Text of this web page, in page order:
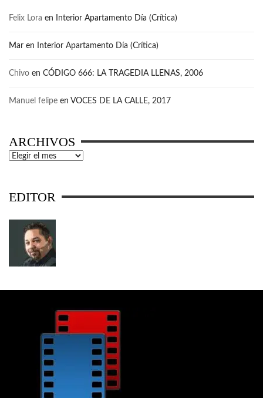
Felix Lora en Interior Apartamento Día (Crítica)
Mar en Interior Apartamento Día (Crítica)
Chivo en CÓDIGO 666: LA TRAGEDIA LLENAS, 2006
Manuel felipe en VOCES DE LA CALLE, 2017
ARCHIVOS
Archivos
EDITOR